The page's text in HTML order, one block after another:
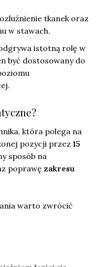
tkanek oraz
w stawach.
istotną rolę w
być dostosowany do
która polega na
pozycji przez15
sposób na
poprawę zakresu
warto zwrócić